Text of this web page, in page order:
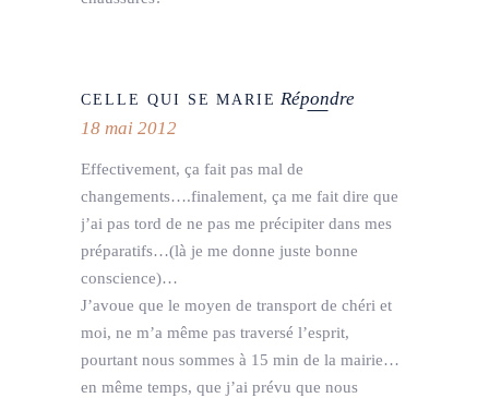
CELLE QUI SE MARIE Répondre
18 mai 2012
Effectivement, ça fait pas mal de
changements….finalement, ça me fait dire que
j’ai pas tord de ne pas me précipiter dans mes
préparatifs…(là je me donne juste bonne
conscience)…
J’avoue que le moyen de transport de chéri et
moi, ne m’a même pas traversé l’esprit,
pourtant nous sommes à 15 min de la mairie…
en même temps, que j’ai prévu que nous